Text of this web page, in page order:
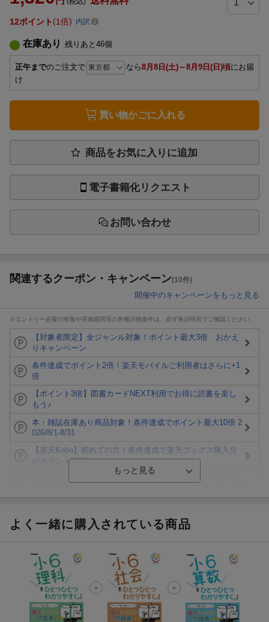
12ポイント 1倍 内訳
在庫あり 残りあと 46個
正午までのご注文で なら8月8日(土)～8月9日(日)頃にお届
け
買い物かごに入れる
商品をお気に入りに追加
電子書籍化リクエスト
お問い合わせ
関連するクーポン・キャンペーン(10件)
開催中のキャンペーンをもっと見る
※エントリー必要の有無や実施期間等の各種詳細条件は、必ず各説明頁でご確認ください。
【対象者限定】全ジャンル対象！ポイント最大3倍 おかえ
りキャンペーン
条件達成でポイント2倍！楽天モバイルご利用者はさらに+1
倍
【ポイント3倍】図書カードNEXT利用でお得に読書を楽し
もう♪
本・雑誌在庫あり商品対象！条件達成でポイント最大10倍 2
026/8/1-8/31
【楽天Kobo】初めての方！条件達成で楽天ブックス購入分
がポイント20倍
ト山分け
楽天モバイル紹介キャンペーンの拡散で300円OFFクーポン
進呈
条件達成で楽天限定・宝塚歌劇 宙組貸切公演ペアチケット
が当たる
よく一緒に購入されている商品